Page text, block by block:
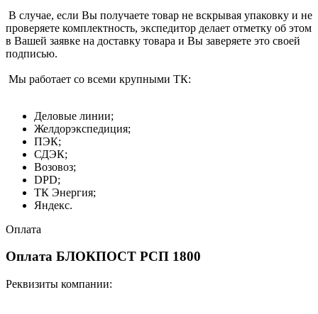
В случае, если Вы получаете товар не вскрывая упаковку и не
проверяете комплектность, экспедитор делает отметку об этом
в Вашей заявке на доставку товара и Вы заверяете это своей
подписью.
Мы работает со всеми крупными ТК:
Деловые линии;
Желдорэкспедиция;
ПЭК;
СДЭК;
Возовоз;
DPD;
ТК Энергия;
Яндекс.
Оплата
Оплата БЛОКПОСТ РСП 1800
Реквизиты компании: